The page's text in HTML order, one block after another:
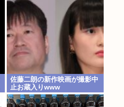
佐藤二朗の新作映画が撮影中
止お蔵入りwww